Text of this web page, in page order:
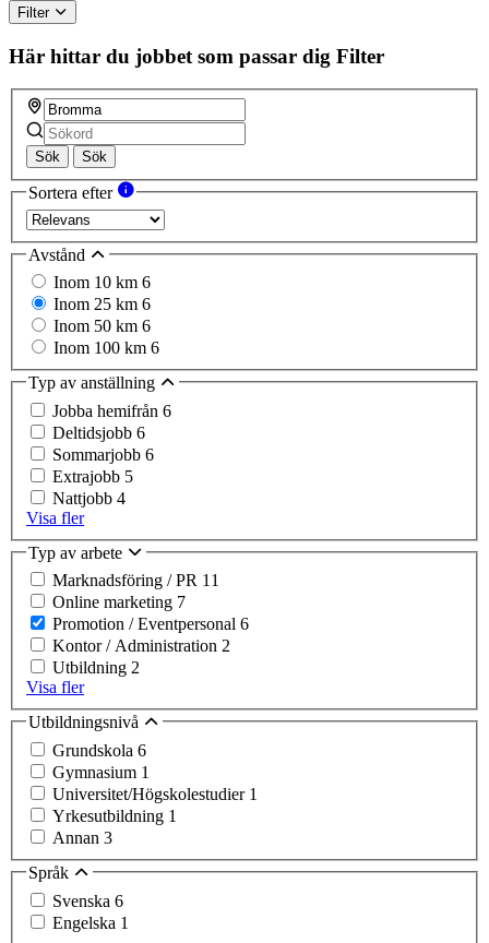
Filter
Här hittar du jobbet som passar dig Filter
Sök Sök
Sortera efter
Avstånd
Inom 10 km 6
Inom 25 km 6
Inom 50 km 6
Inom 100 km 6
Typ av anställning
Jobba hemifrån 6
Deltidsjobb 6
Sommarjobb 6
Extrajobb 5
Nattjobb 4
Visa fler
Typ av arbete
Marknadsföring / PR 11
Online marketing 7
Promotion / Eventpersonal 6
Kontor / Administration 2
Utbildning 2
Visa fler
Utbildningsnivå
Grundskola 6
Gymnasium 1
Universitet/Högskolestudier 1
Yrkesutbildning 1
Annan 3
Språk
Svenska 6
Engelska 1